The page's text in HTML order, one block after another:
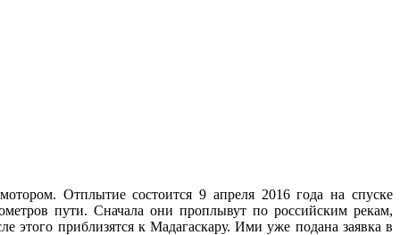
Отплытие состоится 9 апреля 2016 года на спуске
пути. Сначала они проплывут по российским рекам,
приблизятся к Мадагаскару. Ими уже подана заявка в